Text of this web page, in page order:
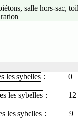
salle hors-sac,
: 0
: 12
: 9